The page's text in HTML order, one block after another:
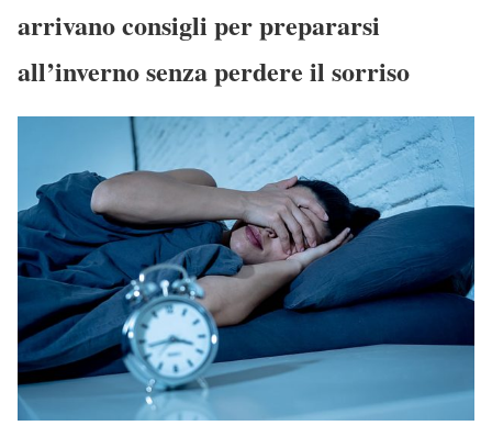
arrivano consigli per prepararsi
all’inverno senza perdere il sorriso